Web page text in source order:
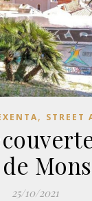
, STREET
25/10/2021